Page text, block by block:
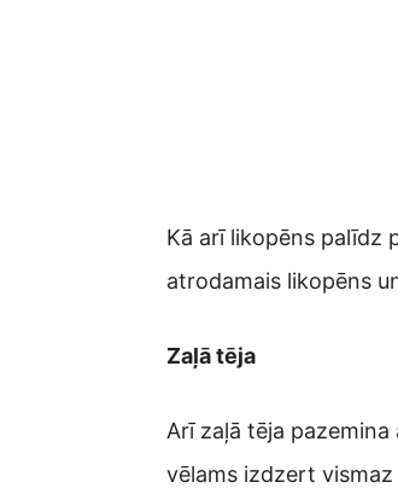
Kā arī likopēns palīdz
atrodamais likopēns
Zaļā tēja
Arī zaļā tēja
vēlams izdzert